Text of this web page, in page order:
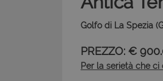
Golfo di La Spezia
PREZZO: €
Per la serietà che